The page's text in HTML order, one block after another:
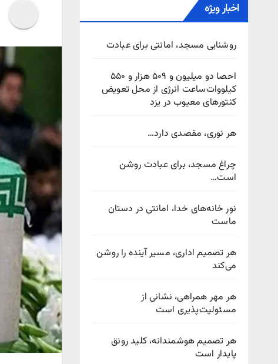
اخبار ویژه
روشنایی مسجد، امانتی برای عبادت
احصا دو میلیون و ۵۰۹ هزار و ۵۵۰
کیلووات‌ساعت انرژی از محل تعویض
کنتورهای معیوب در یزد
هر نوری، مقصدی دارد…
چراغ مسجد، برای عبادت روشن
است…
نور خانه‌های خدا، امانتی در دستان
ماست
هر تصمیم اداری، مسیر آینده را روشن
می‌کند
هر مهر همراهی، نشانی از
مسئولیت‌پذیری است
هر تصمیم هوشمندانه، کلید رونق
پایدار است